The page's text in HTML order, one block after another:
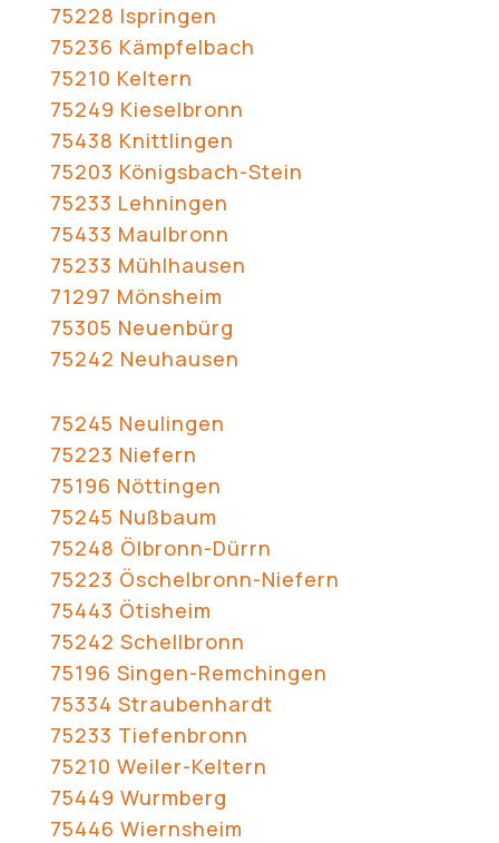
75228 Ispringen
75236 Kämpfelbach
75210 Keltern
75249 Kieselbronn
75438 Knittlingen
75203 Königsbach-Stein
75233 Lehningen
75433 Maulbronn
75233 Mühlhausen
71297 Mönsheim
75305 Neuenbürg
75242 Neuhausen
75245 Neulingen
75223 Niefern
75196 Nöttingen
75245 Nußbaum
75248 Ölbronn-Dürrn
75223 Öschelbronn-Niefern
75443 Ötisheim
75242 Schellbronn
75196 Singen-Remchingen
75334 Straubenhardt
75233 Tiefenbronn
75210 Weiler-Keltern
75449 Wurmberg
75446 Wiernsheim